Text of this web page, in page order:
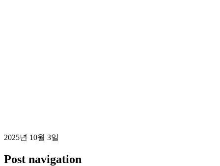
2025년 10월 3일
Post navigation